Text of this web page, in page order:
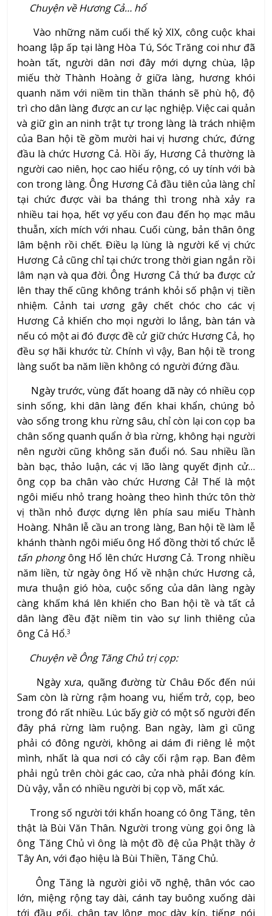
Chuyện về Hương Cả… hổ
Vào những năm cuối thế kỷ XIX, công cuộc khai
hoang lập ấp tại làng Hòa Tú, Sóc Trăng coi như đã
hoàn tất, người dân nơi đây mới dựng chùa, lập
miếu thờ Thành Hoàng ở giữa làng, hương khói
quanh năm với niềm tin thần thánh sẽ phù hộ, độ
trì cho dân làng được an cư lạc nghiệp. Việc cai quản
và giữ gìn an ninh trật tự trong làng là trách nhiệm
của Ban hội tề gồm mười hai vị hương chức, đứng
đầu là chức Hương Cả. Hồi ấy, Hương Cả thường là
người cao niên, học cao hiểu rộng, có uy tính với bà
con trong làng. Ông Hương Cả đầu tiên của làng chỉ
tại chức được vài ba tháng thì trong nhà xảy ra
nhiều tai họa, hết vợ yếu con đau đến họ mạc mâu
thuẫn, xích mích với nhau. Cuối cùng, bản thân ông
lâm bệnh rồi chết. Điều lạ lùng là người kế vị chức
Hương Cả cũng chỉ tại chức trong thời gian ngắn rồi
lâm nạn và qua đời. Ông Hương Cả thứ ba được cử
lên thay thế cũng không tránh khỏi số phận vị tiền
nhiệm. Cảnh tai ương gây chết chóc cho các vị
Hương Cả khiến cho mọi người lo lắng, bàn tán và
nếu có một ai đó được đề cử giữ chức Hương Cả, họ
đều sợ hãi khước từ. Chính vì vậy, Ban hội tề trong
làng suốt ba năm liền không có người đứng đầu.
Ngày trước, vùng đất hoang dã này có nhiều cọp
sinh sống, khi dân làng đến khai khẩn, chúng bỏ
vào sống trong khu rừng sâu, chỉ còn lại con cọp ba
chân sống quanh quẩn ở bìa rừng, không hại người
nên người cũng không săn đuổi nó. Sau nhiều lần
bàn bạc, thảo luận, các vị lão làng quyết định cử…
ông cọp ba chân vào chức Hương Cả! Thế là một
ngôi miếu nhỏ trang hoàng theo hình thức tôn thờ
vị thần nhỏ được dựng lên phía sau miếu Thành
Hoàng. Nhân lễ cầu an trong làng, Ban hội tề làm lễ
khánh thành ngôi miếu ông Hổ đồng thời tổ chức lễ
tấn phongông Hổ lên chức Hương Cả. Trong nhiều
năm liền, từ ngày ông Hổ về nhận chức Hương cả,
mưa thuận gió hòa, cuộc sống của dân làng ngày
càng khấm khá lên khiến cho Ban hội tề và tất cả
dân làng đều đặt niềm tin vào sự linh thiêng của
ông Cả Hổ.3
Chuyện về Ông Tăng Chủ trị cọp:
Ngày xưa, quãng đường từ Châu Đốc đến núi
Sam còn là rừng rậm hoang vu, hiểm trở, cọp, beo
trong đó rất nhiều. Lúc bấy giờ có một số người đến
đây phá rừng làm ruộng. Ban ngày, làm gì cũng
phải có đông người, không ai dám đi riêng lẻ một
mình, nhất là qua nơi có cây cối rậm rạp. Ban đêm
phải ngủ trên chòi gác cao, cửa nhà phải đóng kín.
Dù vậy, vẫn có nhiều người bị cọp vồ, mất xác.
Trong số người tới khẩn hoang có ông Tăng, tên
thật là Bùi Văn Thân. Người trong vùng gọi ông là
ông Tăng Chủ vì ông là một đồ đệ của Phật thầy ở
Tây An, với đạo hiệu là Bùi Thiền, Tăng Chủ.
Ông Tăng là người giỏi võ nghệ, thân vóc cao
lớn, miệng rộng tay dài, cánh tay buông xuống dài
tới đầu gối, chân tay lông mọc dày kín, tiếng nói